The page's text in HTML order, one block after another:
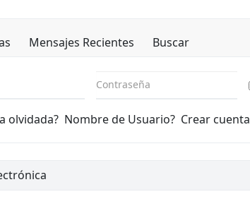
Mensajes Recientes Buscar
Contraseña
olvidada? Nombre de Usuario? Crear cuenta